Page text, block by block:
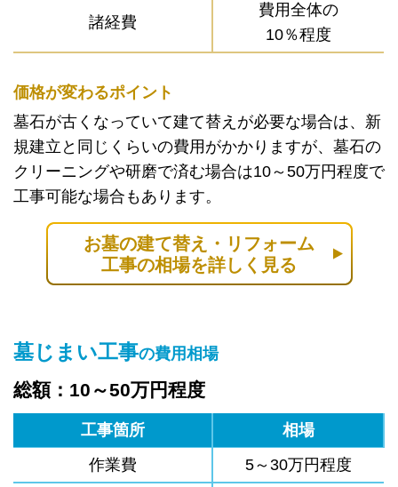
諸経費
費用全体の
10％程度
価格が変わるポイント
墓石が古くなっていて建て替えが必要な場合は、新
規建立と同じくらいの費用がかかりますが、墓石の
クリーニングや研磨で済む場合は10～50万円程度で
工事可能な場合もあります。
お墓の建て替え・リフォーム
工事の相場を詳しく見る
墓じまい工事の費用相場
総額：10～50万円程度
工事箇所
相場
作業費
5～30万円程度